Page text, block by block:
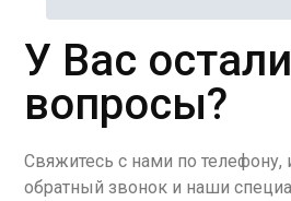
У Вас
вопросы?
Свяжитесь с нами по телефону,
обратный звонок и наши